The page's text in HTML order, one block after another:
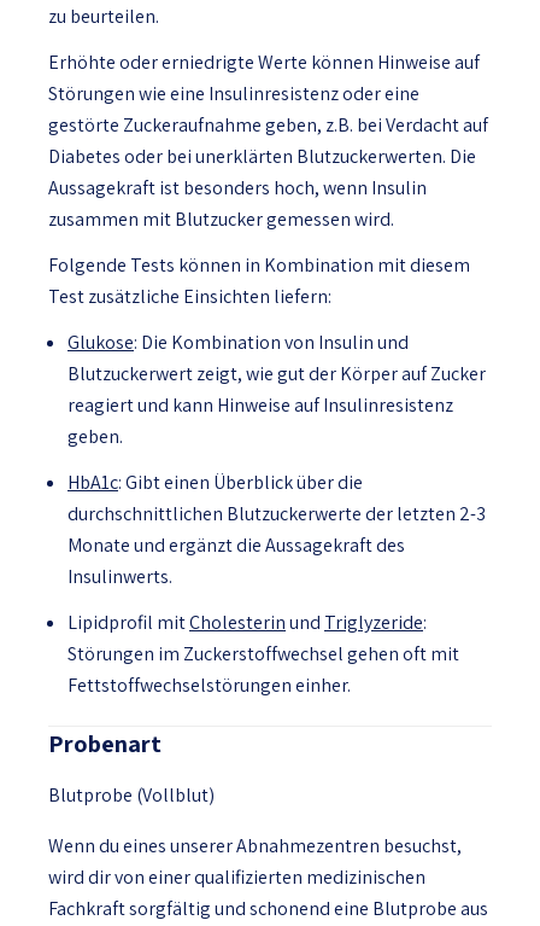
zu beurteilen.
Erhöhte oder erniedrigte Werte können Hinweise auf
Störungen wie eine Insulinresistenz oder eine
gestörte Zuckeraufnahme geben, z.B. bei Verdacht auf
Diabetes oder bei unerklärten Blutzuckerwerten. Die
Aussagekraft ist besonders hoch, wenn Insulin
zusammen mit Blutzucker gemessen wird.
Folgende Tests können in Kombination mit diesem
Test zusätzliche Einsichten liefern:
Glukose: Die Kombination von Insulin und
Blutzuckerwert zeigt, wie gut der Körper auf Zucker
reagiert und kann Hinweise auf Insulinresistenz
geben.
HbA1c: Gibt einen Überblick über die
durchschnittlichen Blutzuckerwerte der letzten 2-3
Monate und ergänzt die Aussagekraft des
Insulinwerts.
Lipidprofil mitCholesterinund Triglyzeride:
Störungen im Zuckerstoffwechsel gehen oft mit
Fettstoffwechselstörungen einher.
Probenart
Blutprobe (Vollblut)
Wenn du eines unserer Abnahmezentren besuchst,
wird dir von einer qualifizierten medizinischen
Fachkraft sorgfältig und schonend eine Blutprobe aus